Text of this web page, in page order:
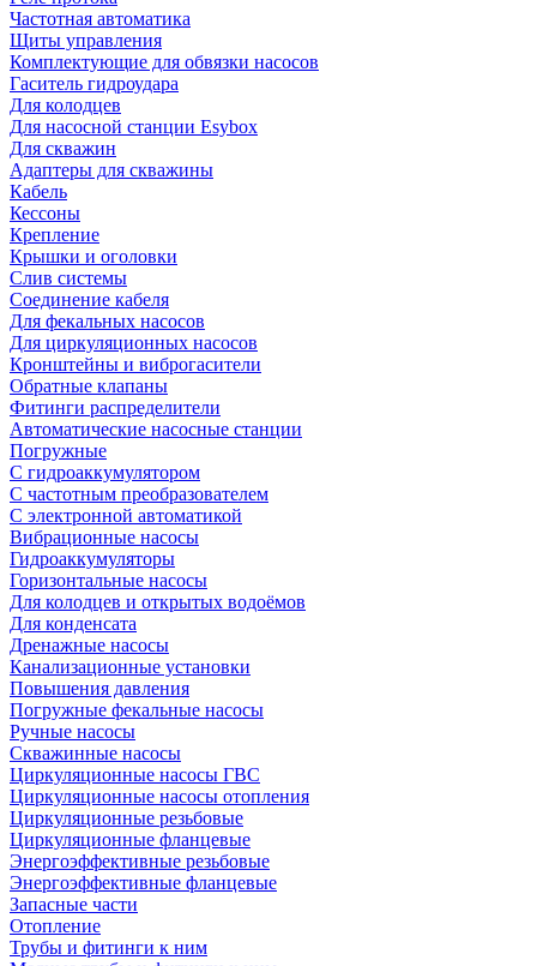
Частотная автоматика
Щиты управления
Комплектующие для обвязки насосов
Гаситель гидроудара
Для колодцев
Для насосной станции Esybox
Для скважин
Адаптеры для скважины
Кабель
Кессоны
Крепление
Крышки и оголовки
Слив системы
Соединение кабеля
Для фекальных насосов
Для циркуляционных насосов
Кронштейны и виброгасители
Обратные клапаны
Фитинги распределители
Автоматические насосные станции
Погружные
С гидроаккумулятором
С частотным преобразователем
С электронной автоматикой
Вибрационные насосы
Гидроаккумуляторы
Горизонтальные насосы
Для колодцев и открытых водоёмов
Для конденсата
Дренажные насосы
Канализационные установки
Повышения давления
Погружные фекальные насосы
Ручные насосы
Скважинные насосы
Циркуляционные насосы ГВС
Циркуляционные насосы отопления
Циркуляционные резьбовые
Циркуляционные фланцевые
Энергоэффективные резьбовые
Энергоэффективные фланцевые
Запасные части
Отопление
Трубы и фитинги к ним